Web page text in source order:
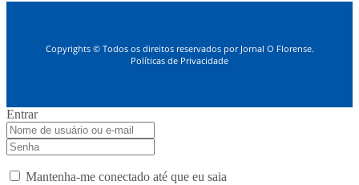
Copyrights © Todos os direitos reservados por Jornal O Florense.
Políticas de Privacidade
Entrar
Mantenha-me conectado até que eu saia